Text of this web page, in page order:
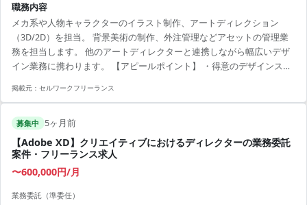
職務内容
メカ系や人物キャラクターのイラスト制作、アートディレクション
（3D/2D）を担当。 背景美術の制作、外注管理などアセットの管理業
務を担当します。 他のアートディレクターと連携しながら幅広いデザ
イン業務に携わります。 【アピールポイント】 ・得意のデザインスキ
い環境へのスムーズな移行が可能 ・経験豊富なチームと協働し、スキ
た働き方が可能 ・リモート併用で、家庭やプライベートとのバランス
を保ちながら働ける
掲載元： セルワークフリーランス
募集中 5ヶ月前
【Adobe XD】クリエイティブにおけるディレクターの業務委託
案件・フリーランス求人
〜600,000円/月
業務委託（準委任）